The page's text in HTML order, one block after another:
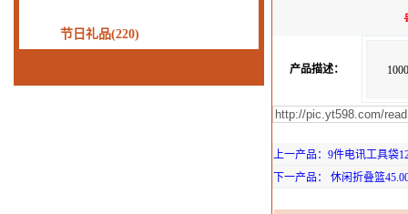
产品描述：
上一产品：9件电讯工具袋
下一产品： 休闲折叠篮
节日礼品(220)